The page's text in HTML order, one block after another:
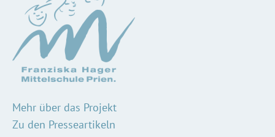
Mehr über das Projekt
Zu den Presseartikeln